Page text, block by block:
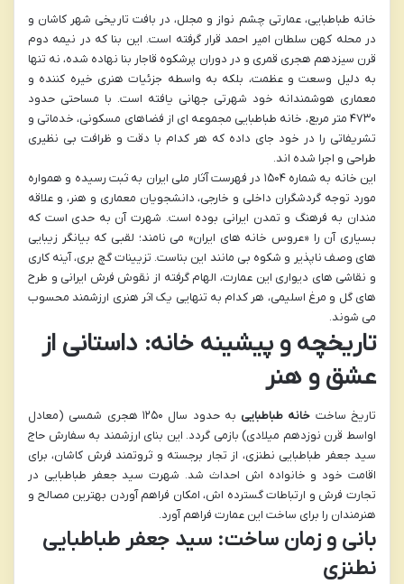
خانه طباطبایی، عمارتی چشم نواز و مجلل، در بافت تاریخی شهر کاشان و
در محله کهن سلطان امیر احمد قرار گرفته است. این بنا که در نیمه دوم
قرن سیزدهم هجری قمری و در دوران پرشکوه قاجار بنا نهاده شده، نه تنها
به دلیل وسعت و عظمت، بلکه به واسطه جزئیات هنری خیره کننده و
معماری هوشمندانه خود شهرتی جهانی یافته است. با مساحتی حدود
۴۷۳۰ متر مربع، خانه طباطبایی مجموعه ای از فضاهای مسکونی، خدماتی و
تشریفاتی را در خود جای داده که هر کدام با دقت و ظرافت بی نظیری
طراحی و اجرا شده اند.
این خانه به شماره ۱۵۰۴ در فهرست آثار ملی ایران به ثبت رسیده و همواره
مورد توجه گردشگران داخلی و خارجی، دانشجویان معماری و هنر، و علاقه
مندان به فرهنگ و تمدن ایرانی بوده است. شهرت آن به حدی است که
بسیاری آن را «عروس خانه های ایران» می نامند؛ لقبی که بیانگر زیبایی
های وصف ناپذیر و شکوه بی مانند این بناست. تزیینات گچ بری، آینه کاری
و نقاشی های دیواری این عمارت، الهام گرفته از نقوش فرش ایرانی و طرح
های گل و مرغ اسلیمی، هر کدام به تنهایی یک اثر هنری ارزشمند محسوب
می شوند.
تاریخچه و پیشینه خانه: داستانی از
عشق و هنر
تاریخ ساخت خانه طباطبایی
به حدود سال ۱۲۵۰ هجری شمسی (معادل
اواسط قرن نوزدهم میلادی) بازمی گردد. این بنای ارزشمند به سفارش حاج
سید جعفر طباطبایی نطنزی، از تجار برجسته و ثروتمند فرش کاشان، برای
اقامت خود و خانواده اش احداث شد. شهرت سید جعفر طباطبایی در
تجارت فرش و ارتباطات گسترده اش، امکان فراهم آوردن بهترین مصالح و
هنرمندان را برای ساخت این عمارت فراهم آورد.
بانی و زمان ساخت: سید جعفر طباطبایی
نطنزی